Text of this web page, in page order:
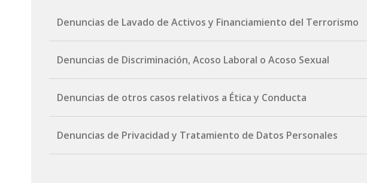
Denuncias de Lavado de Activos y Financiamiento del Terrorismo
Por correo electrónico:lavadodeactivos@portoseguro.com.uy
Denuncias de Discriminación, Acoso Laboral o Acoso Sexual
Por correo electrónico:ComitedeEticayConducta@portoseguro.com.uy
Denuncias de otros casos relativos a Ética y Conducta
Por correo electrónico:ComitedeEticayConducta@portoseguro.com.uy
Denuncias de Privacidad y Tratamiento de Datos Personales